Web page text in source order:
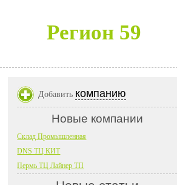
Регион 59
Добавить компанию
Новые компании
Склад Промышленная
DNS ТЦ КИТ
Пермь ТЦ Лайнер ТП